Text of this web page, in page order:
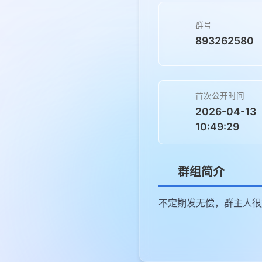
群号
893262580
首次公开时间
2026-04-13
10:49:29
群组简介
不定期发无偿，群主人